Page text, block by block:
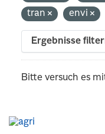
tran
envi
Ergebnisse
Bitte versuch es